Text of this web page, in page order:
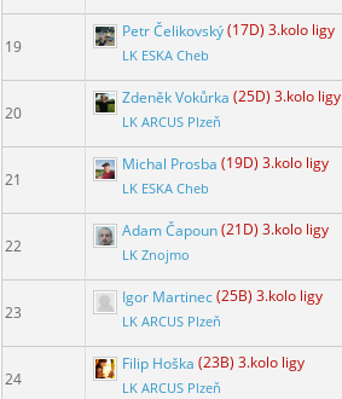
19
Petr Čelikovský(17D) 3.kolo ligy
LK ESKA Cheb
20
Zdeněk Vokůrka (25D) 3.kolo ligy
LK ARCUS Plzeň
21
Michal Prosba (19D) 3.kolo ligy
LK ESKA Cheb
22
Adam Čapoun(21D) 3.kolo ligy
LK Znojmo
23
Igor Martinec(25B) 3.kolo ligy
LK ARCUS Plzeň
24
Filip Hoška (23B) 3.kolo ligy
LK ARCUS Plzeň